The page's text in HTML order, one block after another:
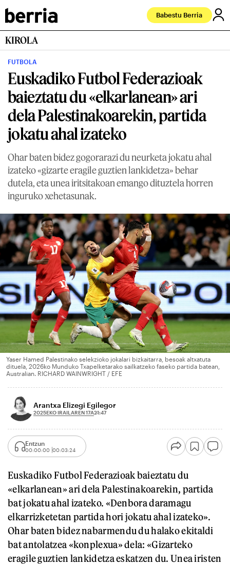
Babestu Berria
KIROLA
FUTBOLA
Euskadiko Futbol Federazioak
baieztatu du «elkarlanean» ari
dela Palestinakoarekin, partida
jokatu ahal izateko
Ohar baten bidez gogorarazi du neurketa jokatu ahal
izateko «gizarte eragile guztien lankidetza» behar
dutela, eta unea iritsitakoan emango dituztela horren
inguruko xehetasunak.
Yaser Hamed Palestinako selekzioko jokalari bizkaitarra, besoak altxatuta
dituela, 2026ko Munduko Txapelketarako sailkatzeko faseko partida batean,
Australian. RICHARD WAINWRIGHT / EFE
Arantxa Elizegi Egilegor
2025EKO IRAILAREN 17A21:47
Entzun
00:00:00 00:03:24
Euskadiko Futbol Federazioak baieztatu du
«elkarlanean» ari dela Palestinakoarekin, partida
bat jokatu ahal izateko. «Denbora daramagu
elkarrizketetan partida hori jokatu ahal izateko».
Ohar baten bidez nabarmendu du halako ekitaldi
bat antolatzea «konplexua» dela: «Gizarteko
eragile guztien lankidetza eskatzen du. Unea iristen